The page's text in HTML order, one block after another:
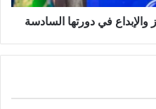
والإبداع في دورتها السادسة